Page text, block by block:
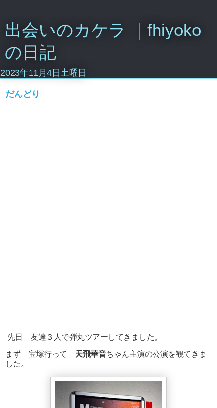
出会いのカケラ ｜fhiyoko
の日記
2023年11月4日土曜日
だんどり
先日 友達３人で弾丸ツアーしてきました。
まず 宝塚行って 天飛華音ちゃん主演の公演を観てきま
した。